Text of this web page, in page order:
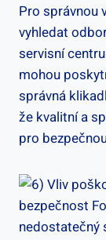
Pro ⁢správnou
vyhledat
servisní
mohou
správná
že kvalitní a
pro